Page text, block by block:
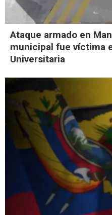
Ataque armado en
municipal fue víctima
Universitaria